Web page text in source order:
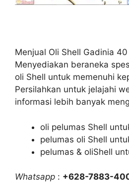
Menjual Oli Shell Gadinia
Menyediakan beraneka
oli Shell untuk memenuhi
Persilahkan untuk jelajahi
informasi lebih banyak
oli pelumas Shell
pelumas oli Shell
pelumas & oliShell
Whatsapp : +628-7883-